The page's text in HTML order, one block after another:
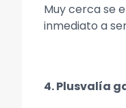
Muy cerca se
inmediato a
4. Plusvalía